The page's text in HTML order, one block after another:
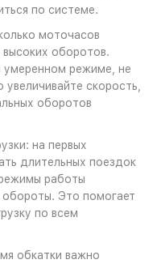
по системе.
моточасов
высоких оборотов.
режиме, не
скорость,
оборотов
на первых
длительных поездок
работы
обороты. Это помогает
по всем
обкатки важно